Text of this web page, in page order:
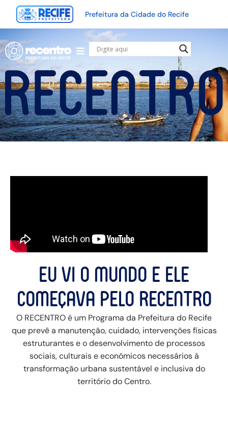
Prefeitura da Cidade do Recife
Eu vi o mundo e ele
começava pelo Recentro
O RECENTRO é um Programa da Prefeitura do Recife
que prevê a manutenção, cuidado, intervenções físicas
estruturantes e o desenvolvimento de processos
sociais, culturais e econômicos necessários à
transformação urbana sustentável e inclusiva do
território do Centro.